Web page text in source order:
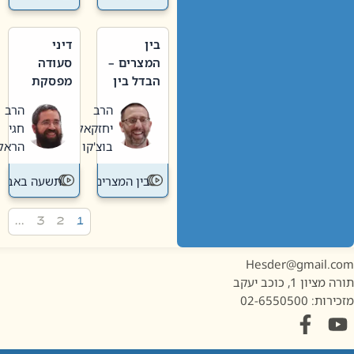
בין
המצרים –
הבדל בין
חדשה
לישנה
הרב
יחזקאל
בוצ'קו
בין המצרים
דיני
סעודה
מפסקת
תשעה
באב
הרב
חגי
הראל
תשעה באב
1, כוכב יעקב
02-6550500